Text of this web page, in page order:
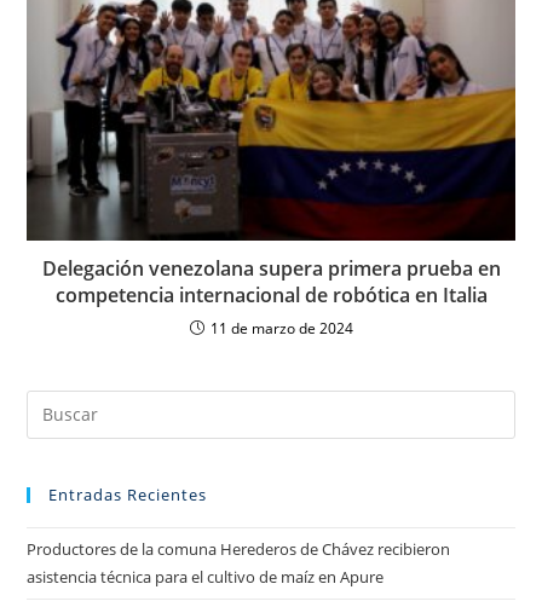
Delegación venezolana supera primera prueba en
competencia internacional de robótica en Italia
11 de marzo de 2024
Entradas Recientes
Productores de la comuna Herederos de Chávez recibieron
asistencia técnica para el cultivo de maíz en Apure